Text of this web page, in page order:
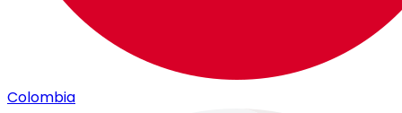
Colombia